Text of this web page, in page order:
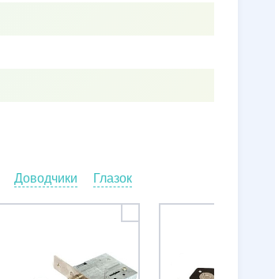
Доводчики Глазок